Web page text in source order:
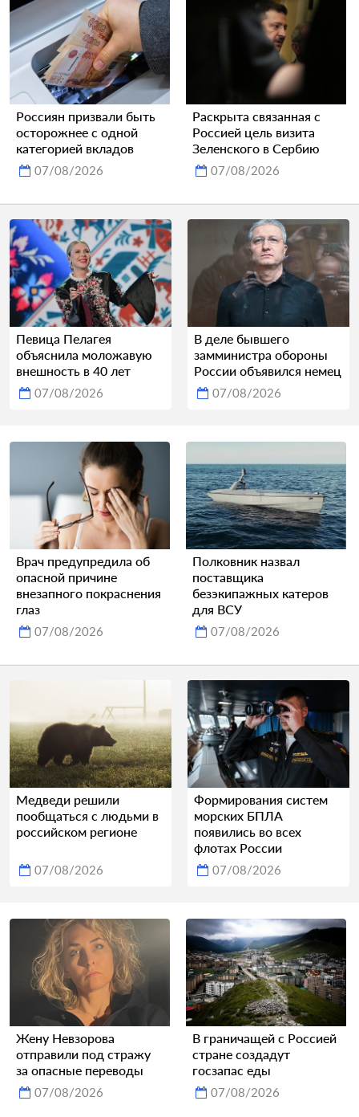
Россиян призвали быть
осторожнее с одной
категорией вкладов
07/08/2026
Раскрыта связанная с
Россией цель визита
Зеленского в Сербию
07/08/2026
Певица Пелагея
объяснила моложавую
внешность в 40 лет
07/08/2026
В деле бывшего
замминистра обороны
России объявился немец
07/08/2026
Врач предупредила об
опасной причине
внезапного покраснения
глаз
07/08/2026
Полковник назвал
поставщика
безэкипажных катеров
для ВСУ
07/08/2026
Медведи решили
пообщаться с людьми в
российском регионе
07/08/2026
Формирования систем
морских БПЛА
появились во всех
флотах России
07/08/2026
Жену Невзорова
отправили под стражу
за опасные переводы
07/08/2026
В граничащей с Россией
стране создадут
госзапас еды
07/08/2026